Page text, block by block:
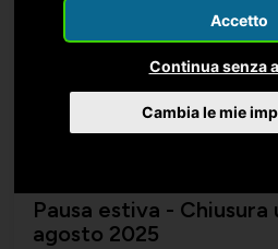
Accetto
Continua senza
Cambia le mie
Pausa estiva - Chiusura
agosto 2025